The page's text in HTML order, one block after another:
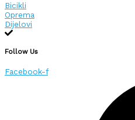
Bicikli
Oprema
Dijelovi
Follow Us
Facebook-f